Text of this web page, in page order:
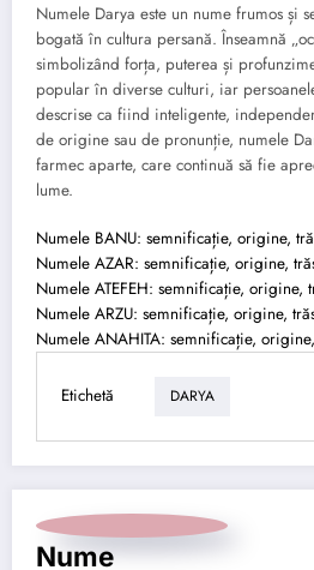
Numele Darya este un nume frumos și
bogată în cultura persană. Înseamnă
simbolizând forța, puterea și
popular în diverse culturi, iar
descrise ca fiind inteligente,
de origine sau de pronunție, numele
farmec aparte, care continuă să fie
lume.
Numele BANU: semnificație, origine,
Numele AZAR: semnificație, origine,
Numele ATEFEH: semnificație, origine,
Numele ARZU: semnificație, origine,
Numele ANAHITA: semnificație,
Etichetă DARYA
Nume